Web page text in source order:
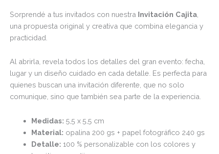
Sorprendé a tus invitados con nuestra Invitación Cajita
una propuesta original y creativa que combina elegancia y
practicidad.
Al abrirla, revela todos los detalles del gran evento: fecha,
lugar y un diseño cuidado en cada detalle. Es perfecta para
quienes buscan una invitación diferente, que no solo
comunique, sino que también sea parte de la experiencia.
Medidas: 5,5 x 5,5 cm
Material: opalina 200 gs + papel fotográfico 240 gs
Detalle: 100 % personalizable con los colores y